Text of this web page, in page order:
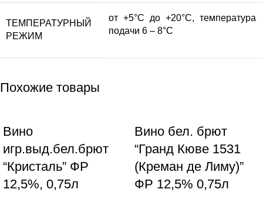
ТЕМПЕРАТУРНЫЙ
РЕЖИМ
от +5°С до +20°С, температура
подачи 6 – 8°С
Похожие товары
Вино
игр.выд.бел.брют
“Кристаль” ФР
12,5%, 0,75л
Вино бел. брют
“Гранд Кюве 1531
(Креман де Лиму)”
ФР 12,5% 0,75л